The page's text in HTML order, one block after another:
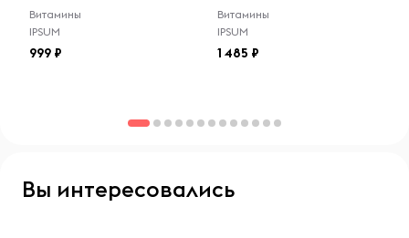
Витамины
IPSUM
999
Витамины
IPSUM
1 485
Вы интересовались